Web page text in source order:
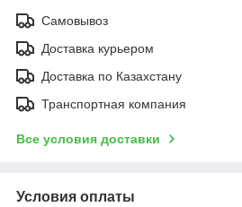
Самовывоз
Доставка курьером
Доставка по Казахстану
Транспортная компания
Все условия доставки
Условия оплаты